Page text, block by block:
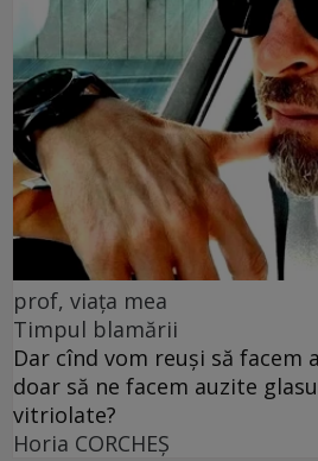
prof, viața mea
Timpul blamării
Dar cînd vom reuși să facem
doar să ne facem auzite
vitriolate?
Horia CORCHEŞ